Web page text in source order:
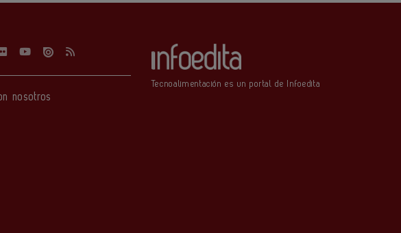
nosotros
Tecnoalimentación es un portal de Infoedita